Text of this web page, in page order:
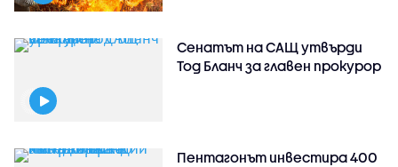
Сенатът на САЩ утвърди
Тод Бланч за главен прокурор
Пентагонът инвестира 400